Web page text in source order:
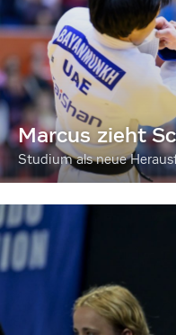
Marcus zieht
Studium als neue